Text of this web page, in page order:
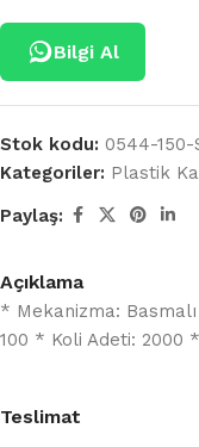
Bilgi Al
Stok kodu: 0544-150-
Kategoriler: Plastik
Paylaş:
Açıklama
* Mekanizma:
100 * Koli Adeti: 2000
Teslimat